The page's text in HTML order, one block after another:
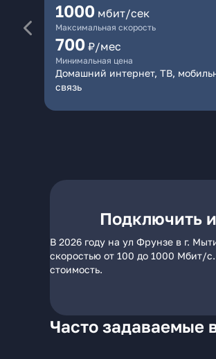
1000 мбит/сек
Максимальная скорость
700 ₽/мес
Минимальная цена
Домашний интернет, ТВ,
связь
Подключить
В 2026 году на ул Фрунзе в г.
скоростью от 100 до 1000 Мбит/
стоимость.
Часто задаваемые